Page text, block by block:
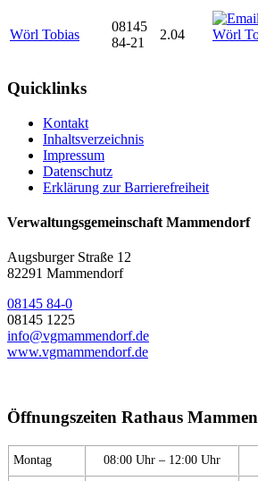
Wörl Tobias
08145
84-21
2.04
Quicklinks
Kontakt
Inhaltsverzeichnis
Impressum
Datenschutz
Erklärung zur Barrierefreiheit
Verwaltungsgemeinschaft Mammendorf
Augsburger Straße 12
82291 Mammendorf
08145 84-0
08145 1225
info@vgmammendorf.de
www.vgmammendorf.de
Öffnungszeiten Rathaus
Montag 08:00 Uhr – 12:00 Uhr